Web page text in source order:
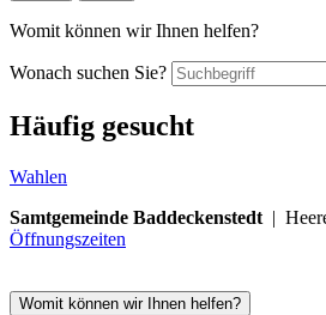
Womit können wir Ihnen helfen?
Wonach suchen Sie?
Häufig gesucht
Wahlen
Samtgemeinde Baddeckenstedt |
Öffnungszeiten
Womit können wir Ihnen helfen?